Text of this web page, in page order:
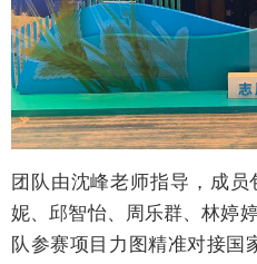
团队由沈峰老师指导，成
妮、邱智怡、周乐群、林婷
队参赛项目力图精准对接国